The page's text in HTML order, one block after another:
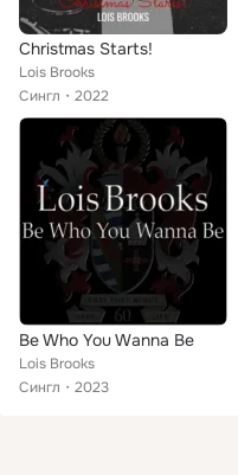
Christmas Starts!
Lois Brooks
Сингл
2022
Be Who You Wanna Be
Lois Brooks
Сингл
2023